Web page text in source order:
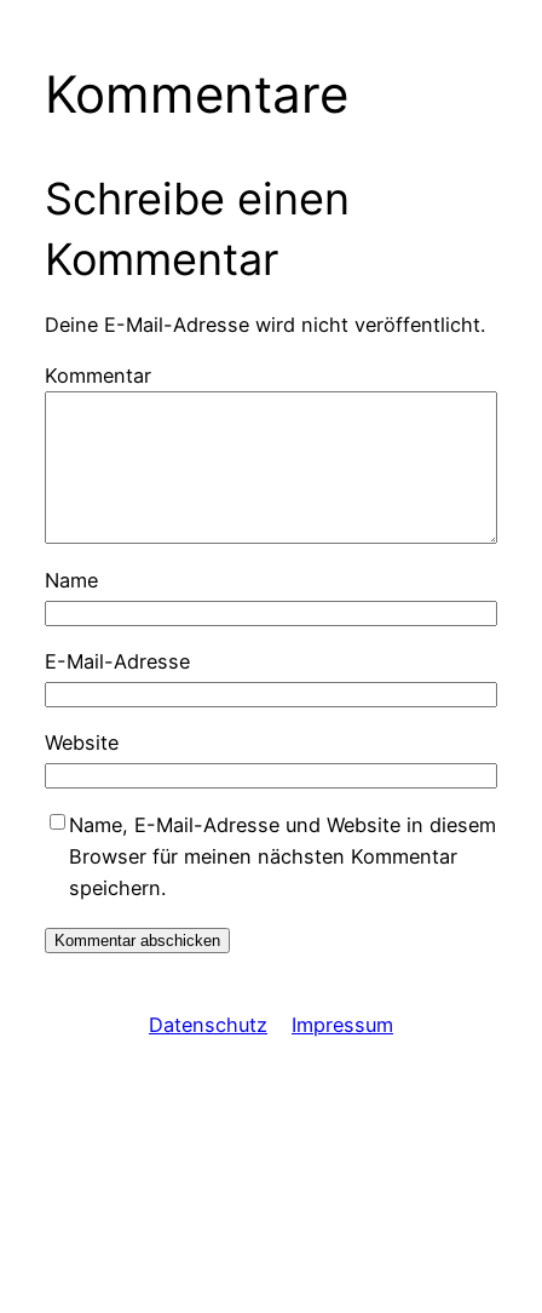
Kommentare
Schreibe einen
Kommentar
Deine E-Mail-Adresse wird nicht veröffentlicht.
Kommentar
Name
E-Mail-Adresse
Website
Name, E-Mail-Adresse und Website in diesem
Browser für meinen nächsten Kommentar
speichern.
Datenschutz Impressum